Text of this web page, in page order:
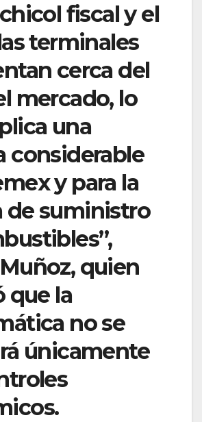
fiscal y el
terminales
cerca del
mercado, lo
una
considerable
y para la
de suministro
quien
que la
no se
únicamente